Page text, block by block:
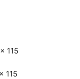
115
115